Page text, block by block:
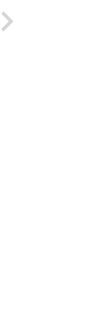
Modayase